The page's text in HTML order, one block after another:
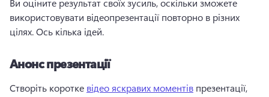
Ви оціните результат своїх зусиль, оскільки зможете
використовувати відеопрезентації повторно в різних
цілях. Ось кілька ідей.
Анонс презентації
Створіть коротке відео яскравих моментів презентації,